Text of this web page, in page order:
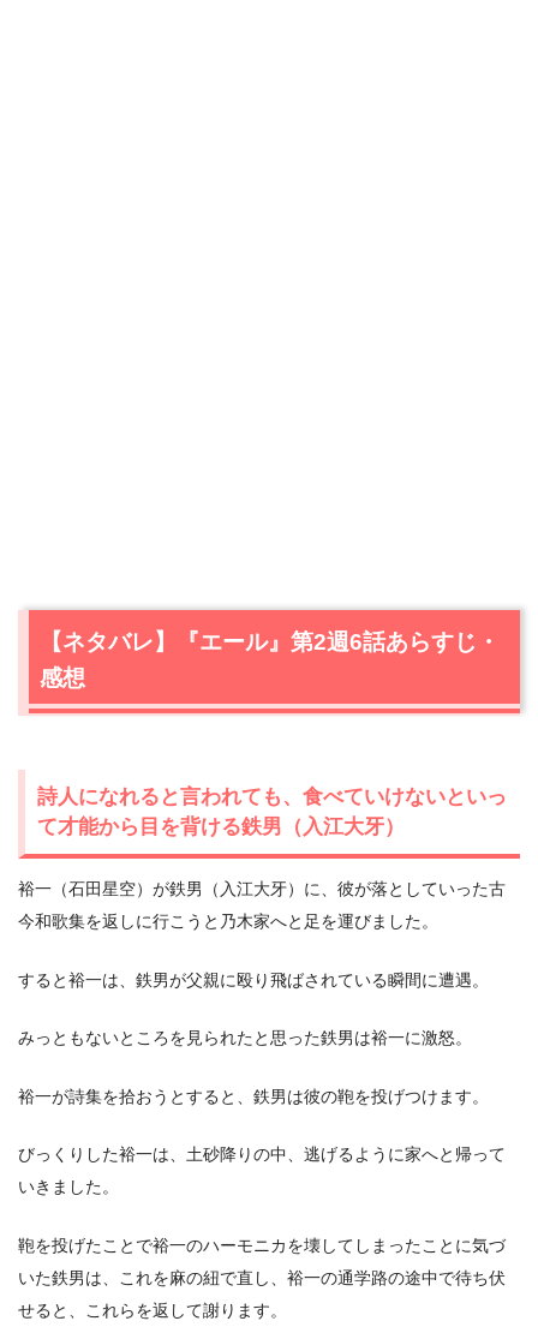
【ネタバレ】『エール』第2週6話あらすじ・
感想
詩人になれると言われても、食べていけないといっ
て才能から目を背ける鉄男（入江大牙）
裕一（石田星空）が鉄男（入江大牙）に、彼が落としていった古
今和歌集を返しに行こうと乃木家へと足を運びました。
すると裕一は、鉄男が父親に殴り飛ばされている瞬間に遭遇。
みっともないところを見られたと思った鉄男は裕一に激怒。
裕一が詩集を拾おうとすると、鉄男は彼の鞄を投げつけます。
びっくりした裕一は、土砂降りの中、逃げるように家へと帰って
いきました。
鞄を投げたことで裕一のハーモニカを壊してしまったことに気づ
いた鉄男は、これを麻の紐で直し、裕一の通学路の途中で待ち伏
せると、これらを返して謝ります。